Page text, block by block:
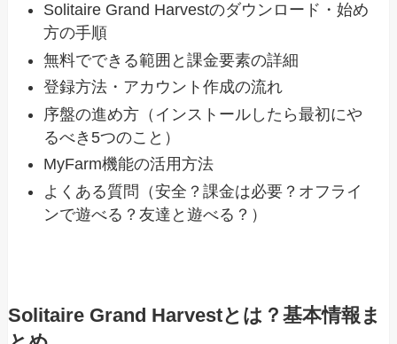
Solitaire Grand Harvestのダウンロード・始め
方の手順
無料でできる範囲と課金要素の詳細
登録方法・アカウント作成の流れ
序盤の進め方（インストールしたら最初にや
るべき5つのこと）
MyFarm機能の活用方法
よくある質問（安全？課金は必要？オフライ
ンで遊べる？友達と遊べる？）
Solitaire Grand Harvestとは？基本情報ま